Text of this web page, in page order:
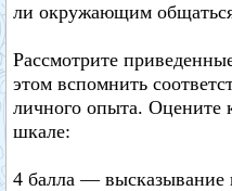
ли окружающим
Рассмотрите
этом вспомнить
личного опыта. Оцените
шкале:
4 балла — высказывание